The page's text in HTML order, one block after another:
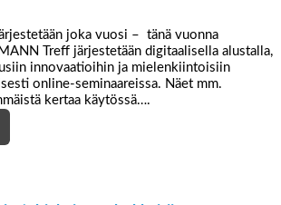
joka vuosi – tänä vuonna
Treff järjestetään digitaalisella alustalla,
innovaatioihin ja mielenkiintoisiin
online-seminaareissa. Näet mm.
kertaa käytössä….